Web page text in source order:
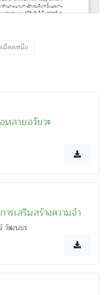
ฉียงเหนือ
ลายอวัยวะ
รเสริมสร้างความจำ
วัฒนธร